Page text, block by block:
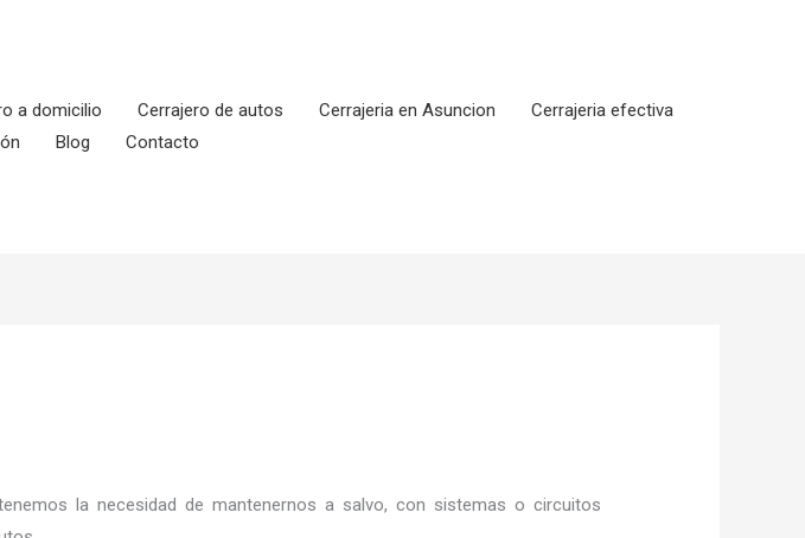
a domicilio Cerrajero de autos Cerrajeria en Asuncion
Cerrajeria efectiva
Blog Contacto
la necesidad de mantenernos a salvo, con sistemas o circuitos